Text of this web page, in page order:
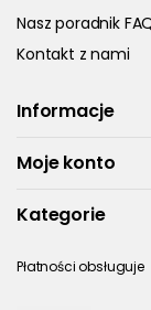
Nasz poradnik
Kontakt z nami
Informacje
Moje konto
Kategorie
Płatności obsługuje